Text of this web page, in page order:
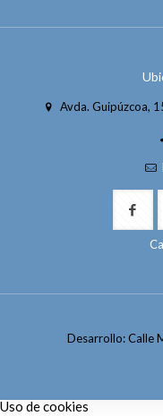
Avda. Guipúzcoa,
Desarrollo: Calle
Uso de cookies